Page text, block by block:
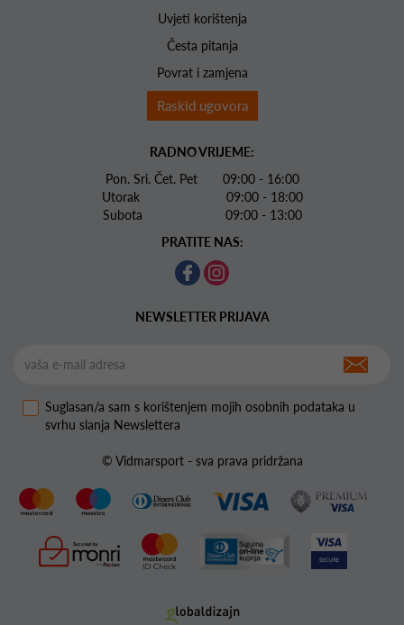
Uvjeti korištenja
Česta pitanja
Povrat i zamjena
Raskid ugovora
RADNO VRIJEME:
Pon. Sri. Čet. Pet 09:00 - 16:00
Utorak 09:00 - 18:00
Subota 09:00 - 13:00
PRATITE NAS:
NEWSLETTER PRIJAVA
Suglasan/a sam s korištenjem mojih osobnih podataka u
svrhu slanja Newslettera
© Vidmarsport - sva prava pridržana